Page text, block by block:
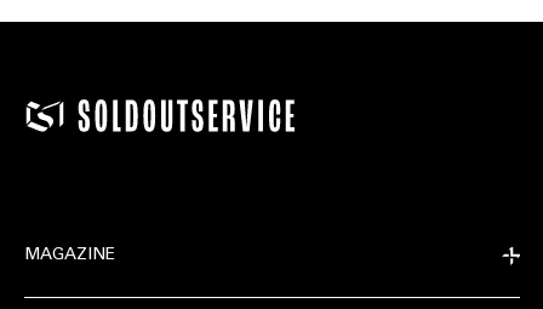
MAGAZINE